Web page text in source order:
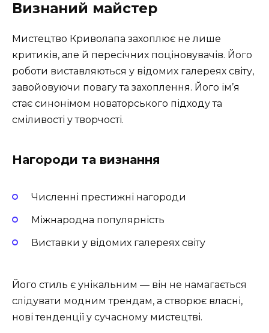
Визнаний майстер
Мистецтво Криволапа захоплює не лише
критиків, але й пересічних поціновувачів. Його
роботи виставляються у відомих галереях світу,
завойовуючи повагу та захоплення. Його ім’я
стає синонімом новаторського підходу та
сміливості у творчості.
Нагороди та визнання
Численні престижні нагороди
Міжнародна популярність
Виставки у відомих галереях світу
Його стиль є унікальним — він не намагається
слідувати модним трендам, а створює власні,
нові тенденції у сучасному мистецтві.